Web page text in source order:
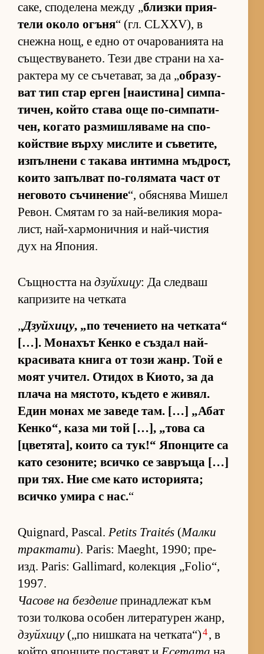
са­ке, спо­де­лена между „близки при­я­
тели около огъня“ (гл. CLXXV), в
снежна нощ, е едно от оча­ро­ва­ни­ята на
съ­щес­т­ву­ва­не­то. Тези две страни на ха­
рак­тера му се съ­че­та­ват, за да „об­ра­зу­
ват тип стар ер­ген [на­ис­ти­на] сим­па­
ти­чен, който става още по-сим­па­ти­
чен, ко­гато раз­миш­ля­ваме на спо­
койс­т­вие върху мис­лите и съ­ве­ти­те,
из­пъл­нени с та­кава ин­тимна мъд­рост,
ко­ито за­пъл­ват по-го­ля­мата част от
не­го­вото съ­чи­не­ние“, обяс­нява Ми­шел
Ре­вон. Смя­там го за най-ве­ли­кия мо­ра­
лист, най-хар­мо­нич­ния и най-чис­тия
дух на Япо­ния.
Същността на дзуйхицу: Да следваш
капризите на четката
„Дзуйхицу, „по те­че­ни­ето на чет­ка­та“
[…]. Мо­на­хът Кенко е съз­дал най-
кра­си­вата книга от този жанр. Той е
моят учи­тел. Оти­дох в Ки­о­то, за да
плача на мяс­то­то, къ­дето е жи­вял.
Един мо­нах ме за­веде там. […] „А­бат
Кен­ко“, каза ми той […], „това са
[цве­тя­та], ко­ито са тук!“ Япон­ците са
като се­зо­ни­те; всичко се зав­ръща […]
при тях. Ние сме като ис­то­ри­я­та;
всичко умира с нас.“
Quignard, Pascal. Petits Traités (Малки
трак­тати). Paris: Maeght, 1990; пре­
изд. Paris: Gallimard, ко­лек­ция „Folio“,
1997.
Ча­сове на без­де­лие при­над­ле­жат към
този тол­кова осо­бен ли­те­ра­ту­рен жанр,
дзуйхицу(„по ниш­ката на чет­ка­та“)4, в